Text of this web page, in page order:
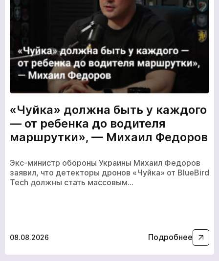
«Чуйка» должна быть у каждого
— от ребенка до водителя
маршрутки», — Михаил Федоров
Экс-министр обороны Украины Михаил Федоров
заявил, что детекторы дронов «Чуйка» от BlueBird
Tech должны стать массовым…
08.08.2026 Подробнее
+38063 Показати номер